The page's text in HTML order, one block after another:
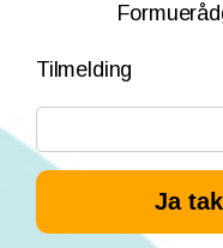
Tilmelding